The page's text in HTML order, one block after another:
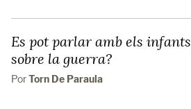
Es pot parlar amb els infants
sobre la guerra?
PorTorn De Paraula